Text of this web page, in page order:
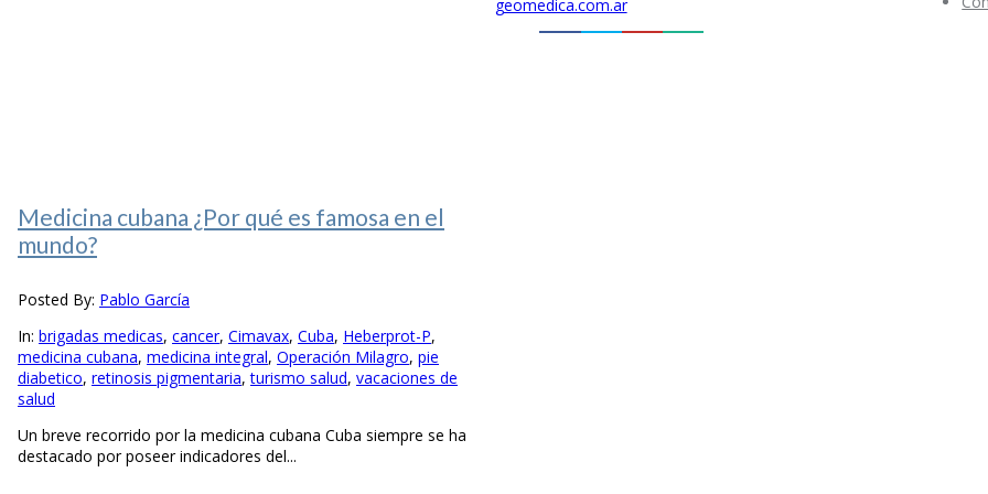
Medicina cubana ¿Por qué es famosa en el
mundo?
Posted By: Pablo García
In: brigadas medicas, cancer, Cimavax, Cuba, Heberprot-P,
medicina cubana, medicina integral, Operación Milagro, pie
diabetico, retinosis pigmentaria,turismo salud, vacaciones de
salud
Un breve recorrido por la medicina cubana Cuba siempre se ha
destacado por poseer indicadores del...
geomedica.com.ar